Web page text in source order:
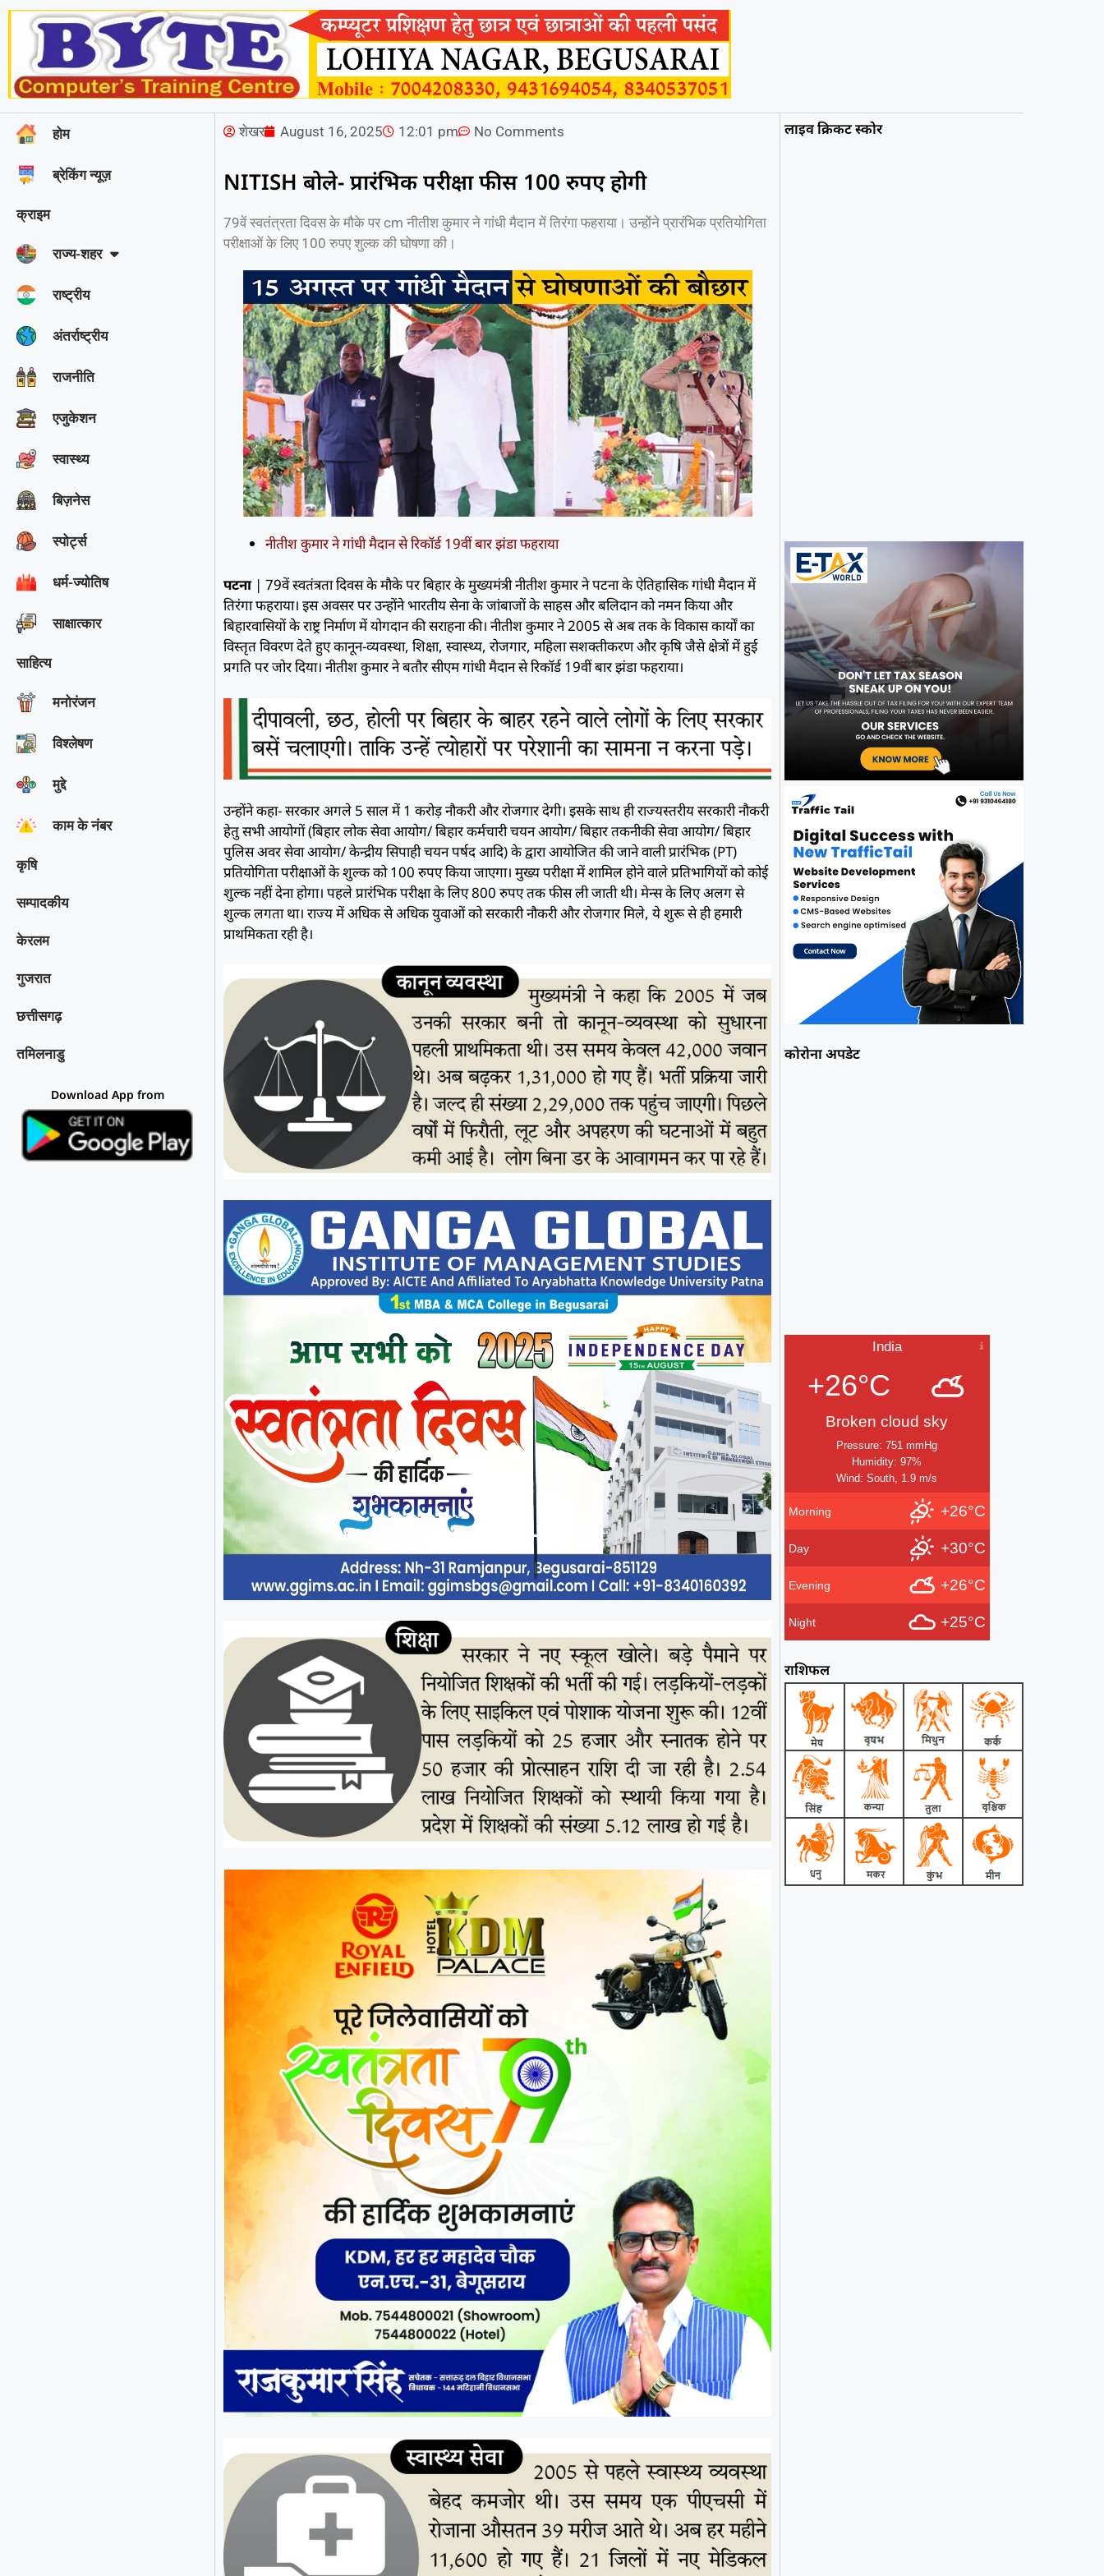
होम
ब्रेकिंग न्यूज़
क्राइम
राज्‍य-शहर
राष्ट्रीय
अंतर्राष्ट्रीय
राजनीति
एजुकेशन
स्वास्थ्य
बिज़नेस
स्पोर्ट्स
धर्म-ज्योतिष
साक्षात्‍कार
साहित्य
मनोरंजन
विश्‍लेषण
मुद्दे
काम के नंबर
कृषि
सम्पादकीय
केरलम
गुजरात
छत्तीसगढ़
तमिलनाडु
Download App from
शेखर August 16, 2025 12:01 pm No Comments
NITISH बोले- प्रारंभिक परीक्षा फीस 100 रुपए होगी
79वें स्वतंत्रता दिवस के मौके पर cm नीतीश कुमार ने गांधी मैदान में तिरंगा फहराया। उन्होंने प्रारंभिक प्रतियोगिता
परीक्षाओं के लिए 100 रुपए शुल्क की घोषणा की।
नीतीश कुमार ने गांधी मैदान से रिकॉर्ड 19वीं बार झंडा फहराया
पटना| 79वें स्वतंत्रता दिवस के मौके पर बिहार के मुख्यमंत्री नीतीश कुमार ने पटना के ऐतिहासिक गांधी मैदान में
तिरंगा फहराया। इस अवसर पर उन्होंने भारतीय सेना के जांबाजों के साहस और बलिदान को नमन किया और
बिहारवासियों के राष्ट्र निर्माण में योगदान की सराहना की। नीतीश कुमार ने 2005 से अब तक के विकास कार्यों का
विस्तृत विवरण देते हुए कानून-व्यवस्था, शिक्षा, स्वास्थ्य, रोजगार, महिला सशक्तीकरण और कृषि जैसे क्षेत्रों में हुई
प्रगति पर जोर दिया। नीतीश कुमार ने बतौर सीएम गांधी मैदान से रिकॉर्ड 19वीं बार झंडा फहराया।
उन्होंने कहा- सरकार अगले 5 साल में 1 करोड़ नौकरी और रोजगार देगी। इसके साथ ही राज्यस्तरीय सरकारी नौकरी
हेतु सभी आयोगों (बिहार लोक सेवा आयोग/ बिहार कर्मचारी चयन आयोग/ बिहार तकनीकी सेवा आयोग/ बिहार
पुलिस अवर सेवा आयोग/ केन्द्रीय सिपाही चयन पर्षद आदि) के द्वारा आयोजित की जाने वाली प्रारंभिक (PT)
प्रतियोगिता परीक्षाओं के शुल्क को 100 रुपए किया जाएगा। मुख्य परीक्षा में शामिल होने वाले प्रतिभागियों को कोई
शुल्क नहीं देना होगा। पहले प्रारंभिक परीक्षा के लिए 800 रुपए तक फीस ली जाती थी। मेन्स के लिए अलग से
शुल्क लगता था। राज्य में अधिक से अधिक युवाओं को सरकारी नौकरी और रोजगार मिले, ये शुरू से ही हमारी
प्राथमिकता रही है।
लाइव क्रिकट स्कोर
कोरोना अपडेट
India
+26°C
Broken cloud sky
Pressure: 751 mmHg
Humidity: 97%
Wind: South, 1.9 m/s
Morning +26°C
Day +30°C
Evening +26°C
Night +25°C
राशिफल